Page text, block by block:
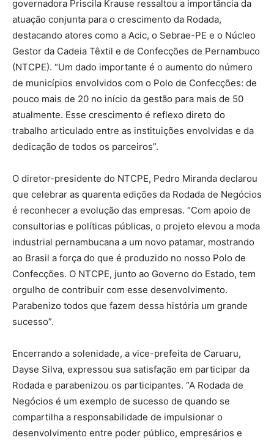
governadora Priscila Krause ressaltou a importância da
atuação conjunta para o crescimento da Rodada,
destacando atores como a Acic, o Sebrae-PE e o Núcleo
Gestor da Cadeia Têxtil e de Confecções de Pernambuco
(NTCPE). “Um dado importante é o aumento do número
de municípios envolvidos com o Polo de Confecções: de
pouco mais de 20 no início da gestão para mais de 50
atualmente. Esse crescimento é reflexo direto do
trabalho articulado entre as instituições envolvidas e da
dedicação de todos os parceiros”.
O diretor-presidente do NTCPE, Pedro Miranda declarou
que celebrar as quarenta edições da Rodada de Negócios
é reconhecer a evolução das empresas. “Com apoio de
consultorias e políticas públicas, o projeto elevou a moda
industrial pernambucana a um novo patamar, mostrando
ao Brasil a força do que é produzido no nosso Polo de
Confecções. O NTCPE, junto ao Governo do Estado, tem
orgulho de contribuir com esse desenvolvimento.
Parabenizo todos que fazem dessa história um grande
sucesso”.
Encerrando a solenidade, a vice-prefeita de Caruaru,
Dayse Silva, expressou sua satisfação em participar da
Rodada e parabenizou os participantes. “A Rodada de
Negócios é um exemplo de sucesso de quando se
compartilha a responsabilidade de impulsionar o
desenvolvimento entre poder público, empresários e